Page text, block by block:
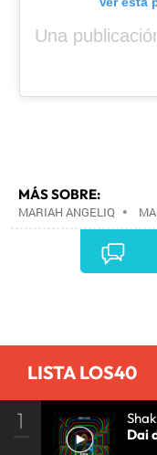
MÁS SOBRE:
MARIAH ANGELIQ •
LISTA LOS40
1
Dai